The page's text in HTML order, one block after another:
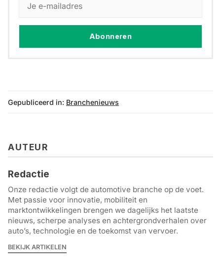
Abonneren
Gepubliceerd in: Branchenieuws
AUTEUR
Redactie
Onze redactie volgt de automotive branche op de voet.
Met passie voor innovatie, mobiliteit en
marktontwikkelingen brengen we dagelijks het laatste
nieuws, scherpe analyses en achtergrondverhalen over
auto’s, technologie en de toekomst van vervoer.
BEKIJK ARTIKELEN